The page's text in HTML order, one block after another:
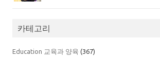
카테고리
Education 교육과 양육 (367)